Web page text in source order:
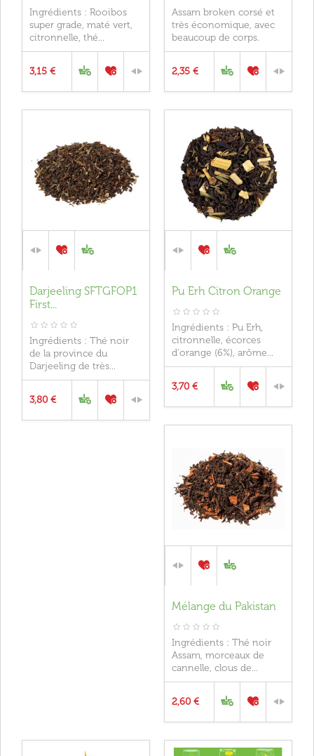
Ingrédients : Rooibos
super grade, maté vert,
citronnelle, thé...
3,15 €
Assam broken corsé et
très économique, avec
beaucoup de corps.
2,35 €
Darjeeling SFTGFOP1
First...
Ingrédients : Thé noir
de la province du
Darjeeling de très...
3,80 €
Pu Erh Citron Orange
Ingrédients : Pu Erh,
citronnelle, écorces
d'orange (6%), arôme...
3,70 €
Mélange du Pakistan
Ingrédients : Thé noir
Assam, morceaux de
cannelle, clous de...
2,60 €